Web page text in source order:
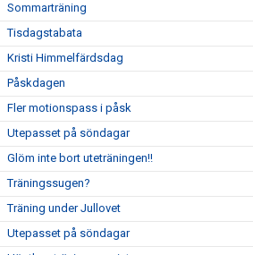
Sommarträning
Tisdagstabata
Kristi Himmelfärdsdag
Påskdagen
Fler motionspass i påsk
Utepasset på söndagar
Glöm inte bort uteträningen!!
Träningssugen?
Träning under Jullovet
Utepasset på söndagar